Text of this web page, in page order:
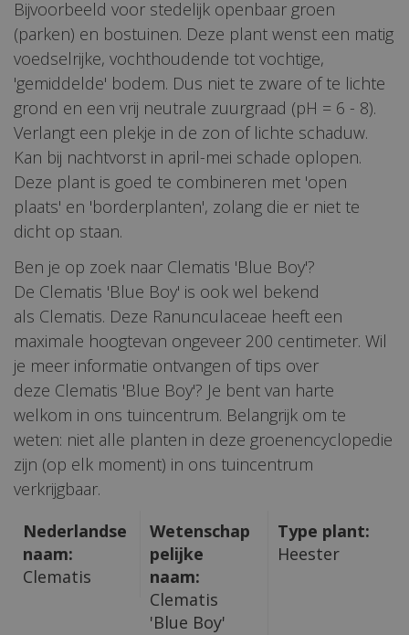
Bijvoorbeeld voor stedelijk openbaar groen
(parken) en bostuinen. Deze plant wenst een matig
voedselrijke, vochthoudende tot vochtige,
'gemiddelde' bodem. Dus niet te zware of te lichte
grond en een vrij neutrale zuurgraad (pH = 6 - 8).
Verlangt een plekje in de zon of lichte schaduw.
Kan bij nachtvorst in april-mei schade oplopen.
Deze plant is goed te combineren met 'open
plaats' en 'borderplanten', zolang die er niet te
dicht op staan.
Ben je op zoek naar Clematis 'Blue Boy'?
De Clematis 'Blue Boy' is ook wel bekend
als Clematis. Deze Ranunculaceae heeft een
maximale hoogtevan ongeveer 200 centimeter. Wil
je meer informatie ontvangen of tips over
deze Clematis 'Blue Boy'? Je bent van harte
welkom in ons tuincentrum. Belangrijk om te
weten: niet alle planten in deze groenencyclopedie
zijn (op elk moment) in ons tuincentrum
verkrijgbaar.
Nederlandse
naam:
Clematis
Wetenschap
pelijke
naam:
Clematis
'Blue Boy'
Type plant:
Heester